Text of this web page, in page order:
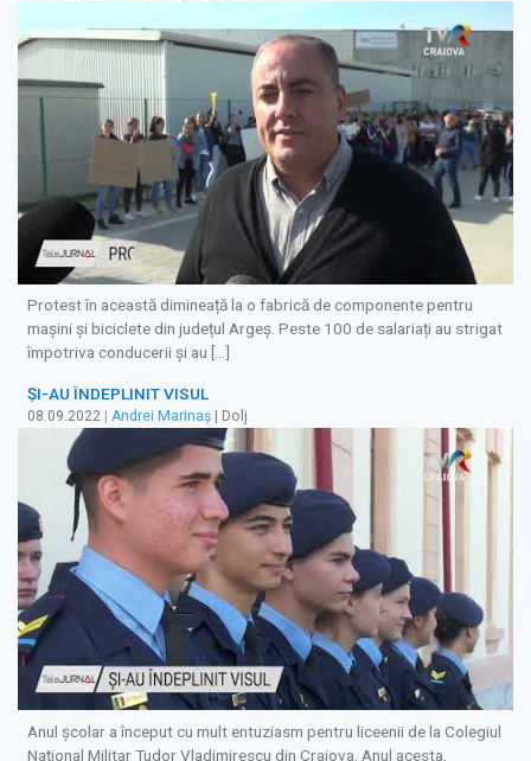
Protest în această dimineață la o fabrică de componente pentru
mașini și biciclete din județul Argeș. Peste 100 de salariați au strigat
împotriva conducerii și au […]
ȘI-AU ÎNDEPLINIT VISUL
08.09.2022 | Andrei Marinaș | Dolj
Anul școlar a început cu mult entuziasm pentru liceenii de la Colegiul
Național Militar Tudor Vladimirescu din Craiova. Anul acesta,